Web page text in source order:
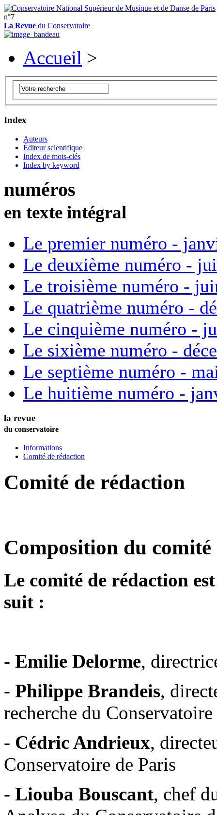
n°7
La Revue du Conservatoire
Accueil >
Index
Auteurs
Éditeur scientifique
Index de mots-clés
Index by keyword
numéros
en texte intégral
Le premier numéro -
Le deuxième numéro -
Le troisième numéro -
Le quatrième numéro -
Le cinquième numéro -
Le sixième numéro -
Le septième numéro -
Le huitième numéro -
la revue
du conservatoire
Informations
Comité de rédaction
Comité de rédaction
Composition du comité
Le comité de rédaction
suit :
- Emilie Delorme,
- Philippe Brandeis,
recherche du Conservatoire
- Cédric Andrieux,
Conservatoire de Paris
- Liouba Bouscant, chef